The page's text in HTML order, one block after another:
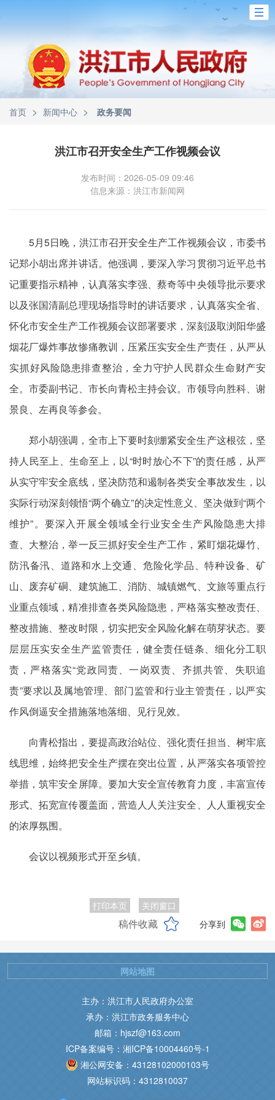
首页 > 新闻中心 > 政务要闻
洪江市召开安全生产工作视频会议
发布时间：2026-05-09 09:46
信息来源：洪江市新闻网
5月5日晚，洪江市召开安全生产工作视频会议，市委书
记郑小胡出席并讲话。他强调，要深入学习贯彻习近平总书
记重要指示精神，认真落实李强、蔡奇等中央领导批示要求
以及张国清副总理现场指导时的讲话要求，认真落实全省、
怀化市安全生产工作视频会议部署要求，深刻汲取浏阳华盛
烟花厂爆炸事故惨痛教训，压紧压实安全生产责任，从严从
实抓好风险隐患排查整治，全力守护人民群众生命财产安
全。市委副书记、市长向青松主持会议。市领导向胜科、谢
景良、左再良等参会。
郑小胡强调，全市上下要时刻绷紧安全生产这根弦，坚
持人民至上、生命至上，以“时时放心不下”的责任感，从严
从实守牢安全底线，坚决防范和遏制各类安全事故发生，以
实际行动深刻领悟“两个确立”的决定性意义、坚决做到“两个
维护”。要深入开展全领域全行业安全生产风险隐患大排
查、大整治，举一反三抓好安全生产工作，紧盯烟花爆竹、
防汛备汛、道路和水上交通、危险化学品、特种设备、矿
山、废弃矿硐、建筑施工、消防、城镇燃气、文旅等重点行
业重点领域，精准排查各类风险隐患，严格落实整改责任、
整改措施、整改时限，切实把安全风险化解在萌芽状态。要
层层压实安全生产监管责任，健全责任链条、细化分工职
责，严格落实“党政同责、一岗双责、齐抓共管、失职追
责”要求以及属地管理、部门监管和行业主管责任，以严实
作风倒逼安全措施落地落细、见行见效。
向青松指出，要提高政治站位、强化责任担当、树牢底
线思维，始终把安全生产摆在突出位置，从严落实各项管控
举措，筑牢安全屏障。要加大安全宣传教育力度，丰富宣传
形式、拓宽宣传覆盖面，营造人人关注安全、人人重视安全
的浓厚氛围。
会议以视频形式开至乡镇。
打印本页 关闭窗口
稿件收藏 分享到
主办：洪江市人民政府办公室
承办：洪江市政务服务中心
邮箱：hjszf@163.com
ICP备案编号：湘ICP备10004460号-1
湘公网安备：43128102000103号
网站标识码：4312810037
网站地图